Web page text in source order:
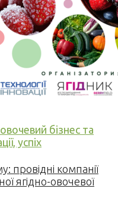
бізнес та
успіх
провідні компанії
ягідно-овочевої